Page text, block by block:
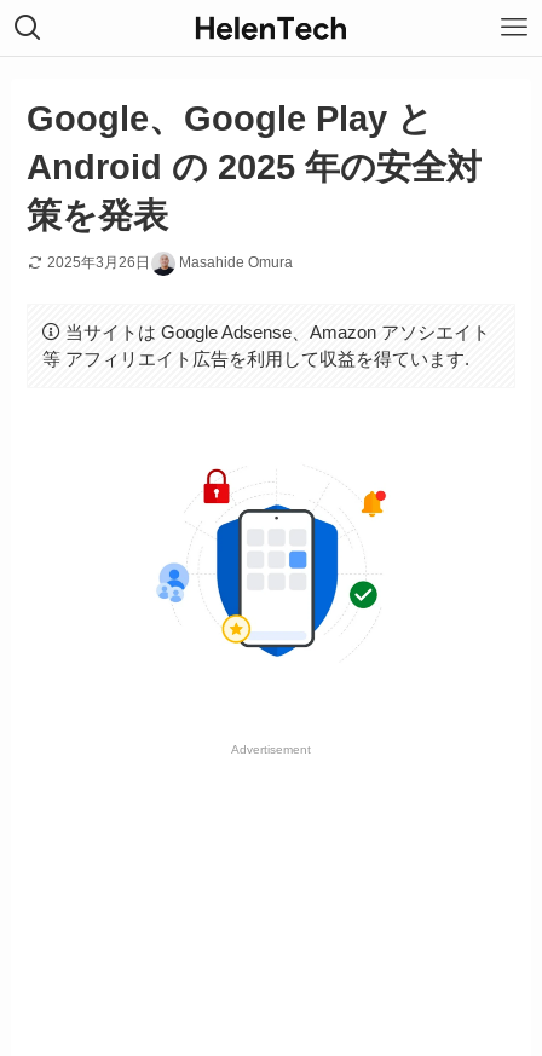
Google、Google Play と
Android の 2025 年の安全対
策を発表
2025年3月26日 Masahide Omura
当サイトは Google Adsense、Amazon アソシエイト
等 アフィリエイト広告を利用して収益を得ています.
Advertisement